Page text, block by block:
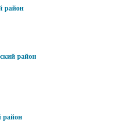
район
район
район